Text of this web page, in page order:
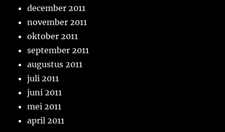
december 2011
november 2011
oktober 2011
september 2011
augustus 2011
juli 2011
juni 2011
mei 2011
april 2011